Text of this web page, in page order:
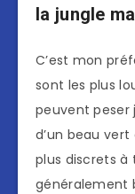
la jungle
C’est mon
sont les plus
peuvent peser
d’un beau
plus discrets à
généralement